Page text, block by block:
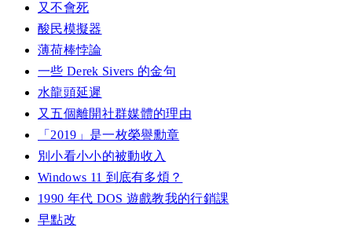
又不會死
酸民模擬器
薄荷棒悖論
一些 Derek Sivers 的金句
水龍頭延遲
又五個離開社群媒體的理由
「2019」是一枚榮譽勳章
別小看小小的被動收入
Windows 11 到底有多煩？
1990 年代 DOS 遊戲教我的行銷課
早點改